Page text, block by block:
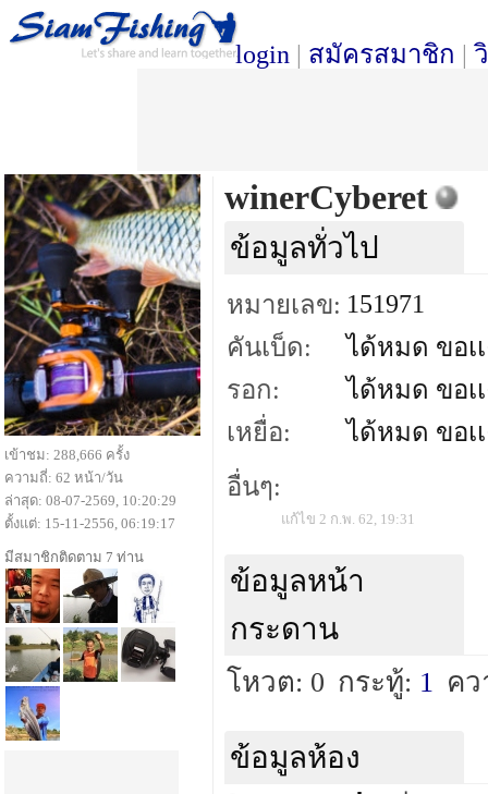
login | สมัครสมาชิก |
winerCyberet
ข้อมูลทั่วไป
หมายเลข: 151971
คันเบ็ด:
ได้หมด ขอเ
รอก:
ได้หมด ขอเ
เหยื่อ:
ได้หมด ขอเ
อื่นๆ:
แก้ไข 2 ก.พ. 62, 19:31
ข้อมูลหน้า
กระดาน
โหวต: 0 กระทู้: 1 ค
ข้อมูลห้อง
เข้าชม: 288,666 ครั้ง
ความถี่: 62 หน้า/วัน
ล่าสุด: 08-07-2569, 10:20:29
ตั้งแต่: 15-11-2556, 06:19:17
มีสมาชิกติดตาม 7 ท่าน